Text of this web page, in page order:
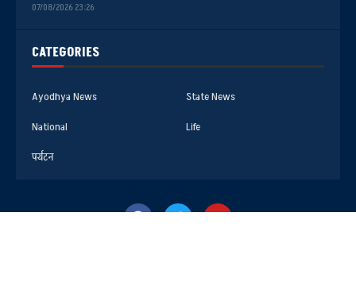
CATEGORIES
Ayodhya News
State News
National
Life
पर्यटन
07/08/2026 23:26